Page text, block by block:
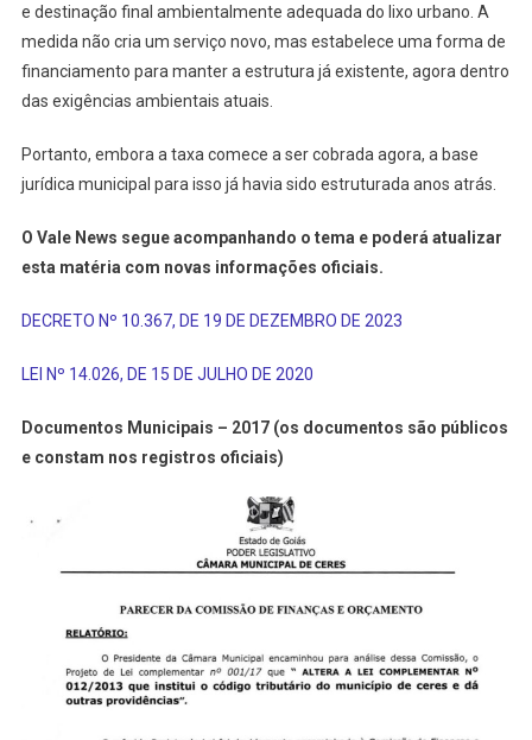
e destinação final ambientalmente adequada do lixo urbano. A
medida não cria um serviço novo, mas estabelece uma forma de
financiamento para manter a estrutura já existente, agora dentro
das exigências ambientais atuais.
Portanto, embora a taxa comece a ser cobrada agora, a base
jurídica municipal para isso já havia sido estruturada anos atrás.
O Vale News segue acompanhando o tema e poderá atualizar
esta matéria com novas informações oficiais.
DECRETO Nº 10.367, DE 19 DE DEZEMBRO DE 2023
LEI Nº 14.026, DE 15 DE JULHO DE 2020
Documentos Municipais – 2017 (os documentos são públicos
e constam nos registros oficiais)